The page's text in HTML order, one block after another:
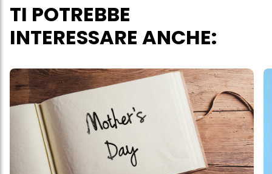
TI POTREBBE
INTERESSARE ANCHE: